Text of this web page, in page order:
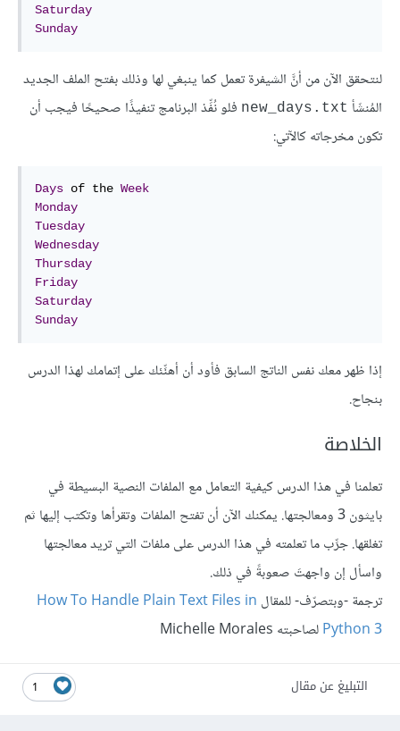
Saturday
Sunday
لنتحقق الآن من أنَّ الشيفرة تعمل كما ينبغي لها وذلك بفتح الملف الجديد
المُنشَأ new_days.txt فلو نُفِّذ البرنامج تنفيذًا صحيحًا فيجب أن
تكون مخرجاته كالآتي:
Days of the Week
Monday
Tuesday
Wednesday
Thursday
Friday
Saturday
Sunday
إذا ظهر معك نفس الناتج السابق فأود أن أهنِّئك على إتمامك لهذا الدرس
بنجاح.
الخلاصة
تعلمنا في هذا الدرس كيفية التعامل مع الملفات النصية البسيطة في
بايثون 3 ومعالجتها. يمكنك الآن أن تفتح الملفات وتقرأها وتكتب إليها ثم
تغلقها. جرِّب ما تعلمته في هذا الدرس على ملفات التي تريد معالجتها
واسأل إن واجهتَ صعوبةً في ذلك.
ترجمة -وبتصرّف- للمقال How To Handle Plain Text Files in
Python 3لصاحبته Michelle Morales
1 التبليغ عن مقال